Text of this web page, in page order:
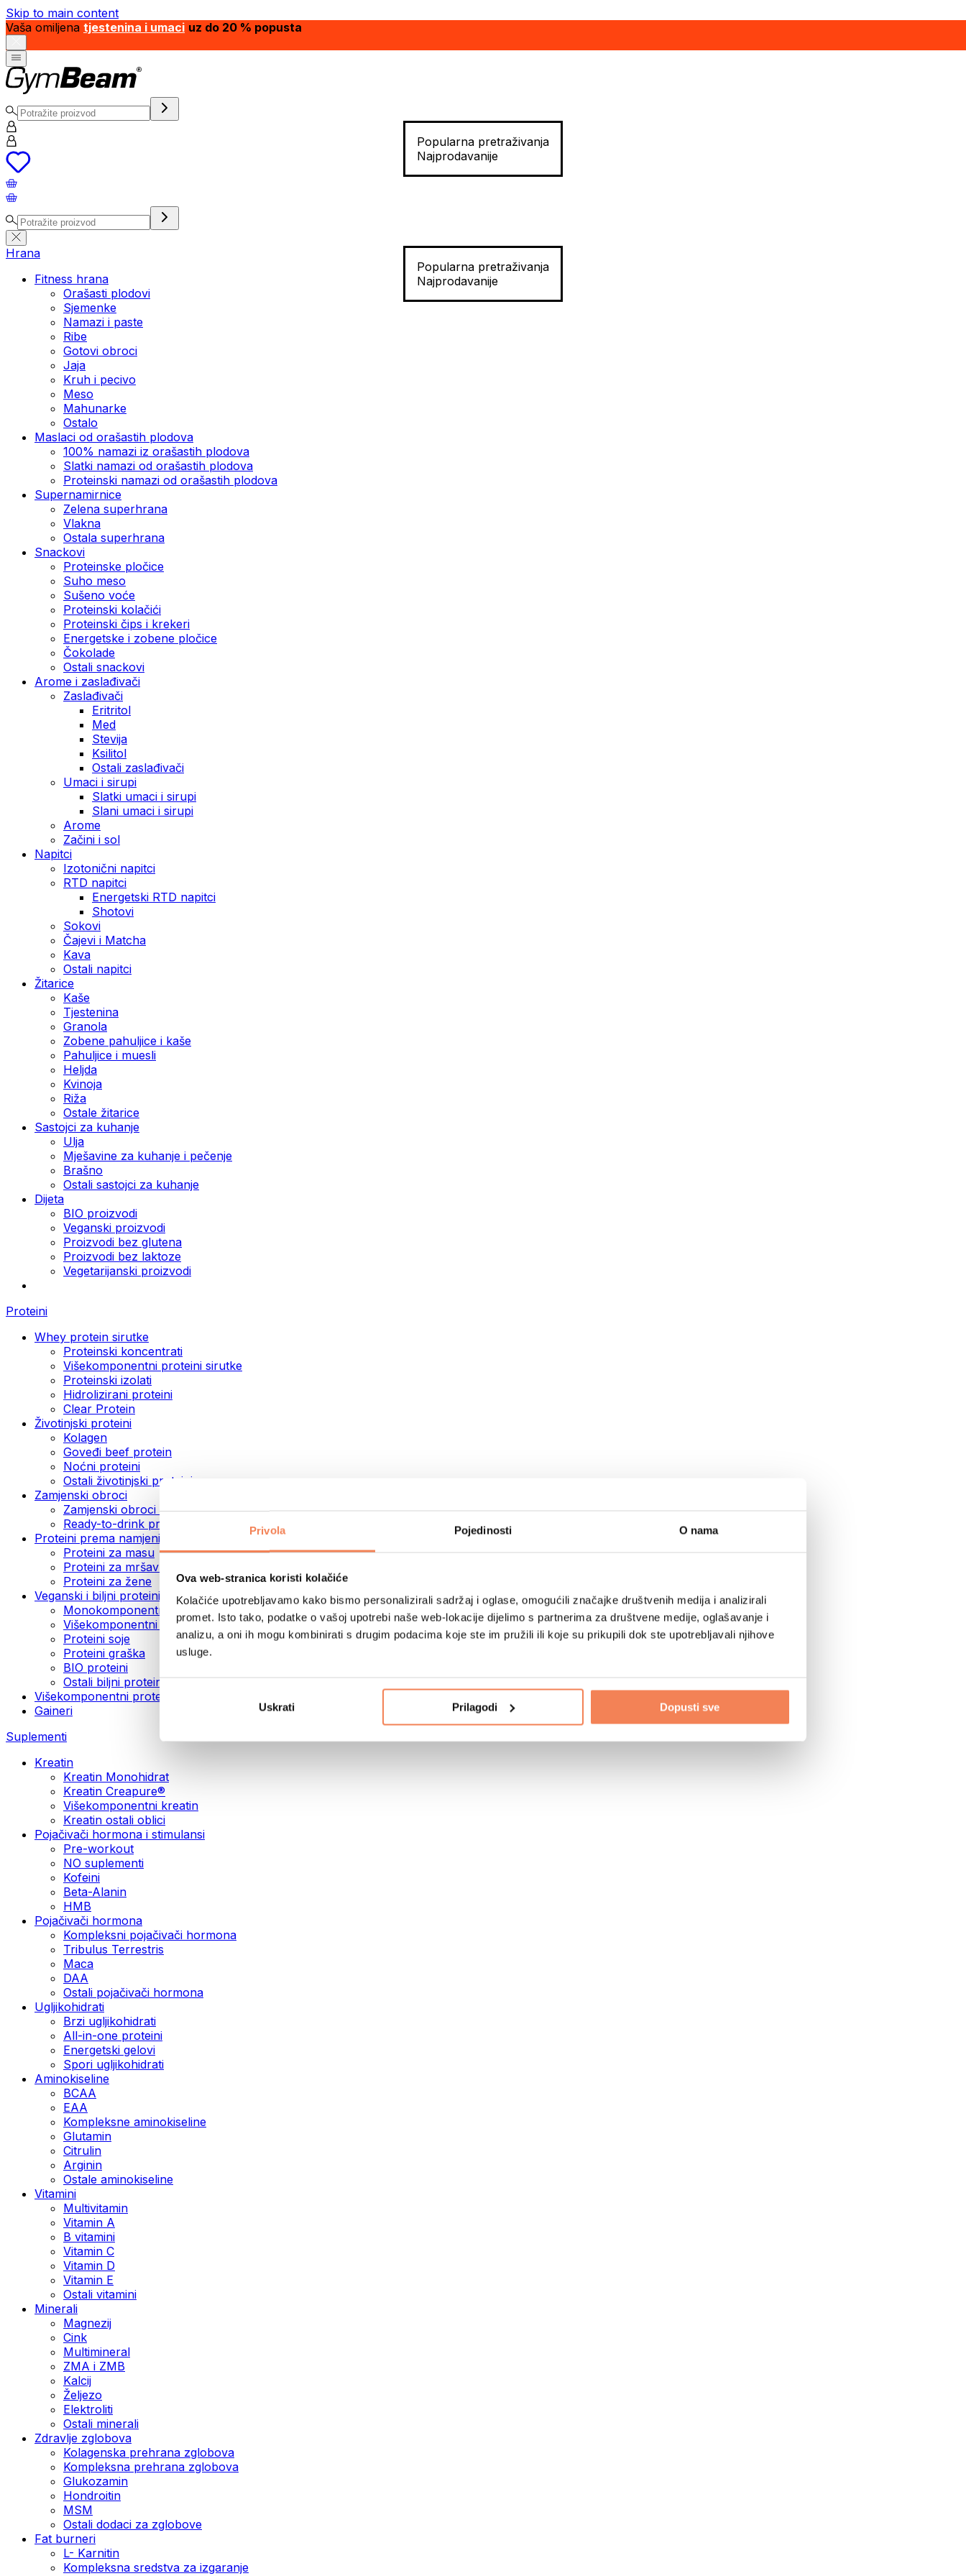
Privola Pojedinosti O nama
Ova web-stranica koristi kolačiće
Kolačiće upotrebljavamo kako bismo personalizirali sadržaj i oglase, omogućili značajke društvenih medija i analizirali
promet. Isto tako, podatke o vašoj upotrebi naše web-lokacije dijelimo s partnerima za društvene medije, oglašavanje i
analizu, a oni ih mogu kombinirati s drugim podacima koje ste im pružili ili koje su prikupili dok ste upotrebljavali njihove
usluge.
Uskrati Prilagodi Dopusti sve
Skip to main content
Vaša omiljena tjestenina i umaci uz do 20 % popusta
Popularna pretraživanja
Najprodavanije
Popularna pretraživanja
Najprodavanije
Hrana
Fitness hrana
Orašasti plodovi
Sjemenke
Namazi i paste
Ribe
Gotovi obroci
Jaja
Kruh i pecivo
Meso
Mahunarke
Ostalo
Maslaci od orašastih plodova
100% namazi iz orašastih plodova
Slatki namazi od orašastih plodova
Proteinski namazi od orašastih plodova
Supernamirnice
Zelena superhrana
Vlakna
Ostala superhrana
Snackovi
Proteinske pločice
Suho meso
Sušeno voće
Proteinski kolačići
Proteinski čips i krekeri
Energetske i zobene pločice
Čokolade
Ostali snackovi
Arome i zaslađivači
Zaslađivači
Eritritol
Med
Stevija
Ksilitol
Ostali zaslađivači
Umaci i sirupi
Slatki umaci i sirupi
Slani umaci i sirupi
Arome
Začini i sol
Napitci
Izotonični napitci
RTD napitci
Energetski RTD napitci
Shotovi
Sokovi
Čajevi i Matcha
Kava
Ostali napitci
Žitarice
Kaše
Tjestenina
Granola
Zobene pahuljice i kaše
Pahuljice i muesli
Heljda
Kvinoja
Riža
Ostale žitarice
Sastojci za kuhanje
Ulja
Mješavine za kuhanje i pečenje
Brašno
Ostali sastojci za kuhanje
Dijeta
BIO proizvodi
Veganski proizvodi
Proizvodi bez glutena
Proizvodi bez laktoze
Vegetarijanski proizvodi
Proteini
Whey protein sirutke
Proteinski koncentrati
Višekomponentni proteini sirutke
Proteinski izolati
Hidrolizirani proteini
Clear Protein
Životinjski proteini
Kolagen
Goveđi beef protein
Noćni proteini
Ostali životinjski proteini
Zamjenski obroci
Zamjenski obroci u prahu
Ready-to-drink proteinski napitci
Proteini prema namjeni
Proteini za masu
Proteini za mršavljenje
Proteini za žene
Veganski i biljni proteini
Monokomponentni veganski proteini
Višekomponentni veganski proteini
Proteini soje
Proteini graška
BIO proteini
Ostali biljni proteini
Višekomponentni protein
Gaineri
Suplementi
Kreatin
Kreatin Monohidrat
Kreatin Creapure®
Višekomponentni kreatin
Kreatin ostali oblici
Pojačivači hormona i stimulansi
Pre-workout
NO suplementi
Kofeini
Beta-Alanin
HMB
Pojačivači hormona
Kompleksni pojačivači hormona
Tribulus Terrestris
Maca
DAA
Ostali pojačivači hormona
Ugljikohidrati
Brzi ugljikohidrati
All-in-one proteini
Energetski gelovi
Spori ugljikohidrati
Aminokiseline
BCAA
EAA
Kompleksne aminokiseline
Glutamin
Citrulin
Arginin
Ostale aminokiseline
Vitamini
Multivitamin
Vitamin A
B vitamini
Vitamin C
Vitamin D
Vitamin E
Ostali vitamini
Minerali
Magnezij
Cink
Multimineral
ZMA i ZMB
Kalcij
Željezo
Elektroliti
Ostali minerali
Zdravlje zglobova
Kolagenska prehrana zglobova
Kompleksna prehrana zglobova
Glukozamin
Hondroitin
MSM
Ostali dodaci za zglobove
Fat burneri
L- Karnitin
Kompleksna sredstva za izgaranje